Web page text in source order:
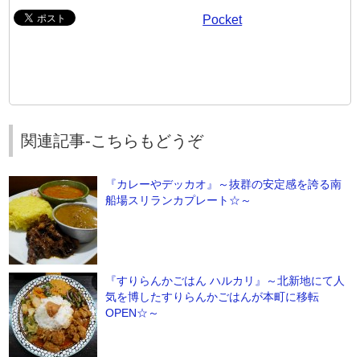
Pocket
関連記事-こちらもどうぞ
『カレーやデッカオ』～抜群の安定感を誇る南
船場スリランカプレート☆～
『すりらんかごはん ハルカリ』～北新地にて人
気を博したすりらんかごはんが本町に移転
OPEN☆～